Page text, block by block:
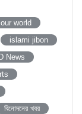
world
islami jibon
News
বিনোদনের খবর